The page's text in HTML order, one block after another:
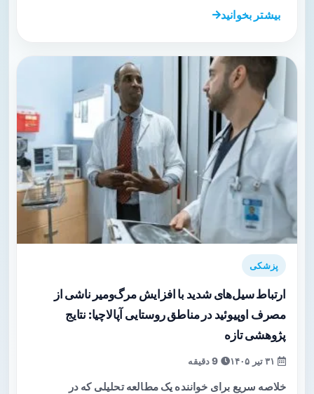
بیشتر بخوانید
پزشکی
ارتباط سیل‌های شدید با افزایش مرگ‌ومیر ناشی از
مصرف اوپیوئید در مناطق روستایی آپالاچیا: نتایج
پژوهشی تازه
خلاصه سریع برای خواننده یک مطالعه تحلیلی که در